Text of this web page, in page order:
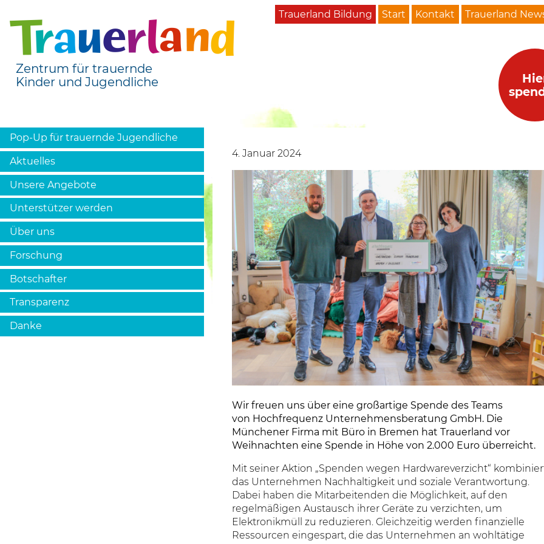
Zentrum für trauernde
Kinder und Jugendliche
Pop-Up für trauernde Jugendliche
Aktuelles
Unsere Angebote
Unterstützer werden
Über uns
Forschung
Botschafter
Transparenz
Danke
Trauerland Bildung Start Kontakt Trauerland
4. Januar 2024
Wir freuen uns über eine großartige Spende des Teams
von Hochfrequenz Unternehmensberatung GmbH. Die
Münchener Firma mit Büro in Bremen hat Trauerland vor
Weihnachten eine Spende in Höhe von 2.000 Euro überreicht.
Mit seiner Aktion „Spenden wegen Hardwareverzicht“
das Unternehmen Nachhaltigkeit und soziale Verantwortung.
Dabei haben die Mitarbeitenden die Möglichkeit, auf den
regelmäßigen Austausch ihrer Geräte zu verzichten, um
Elektronikmüll zu reduzieren. Gleichzeitig werden finanzielle
Ressourcen eingespart, die das Unternehmen an wohltätige